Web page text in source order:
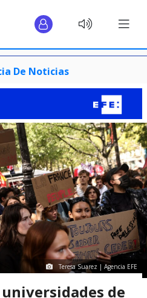
De Noticias
Teresa Suarez | Agencia EFE
de